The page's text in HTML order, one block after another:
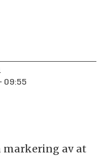
09:55
av at